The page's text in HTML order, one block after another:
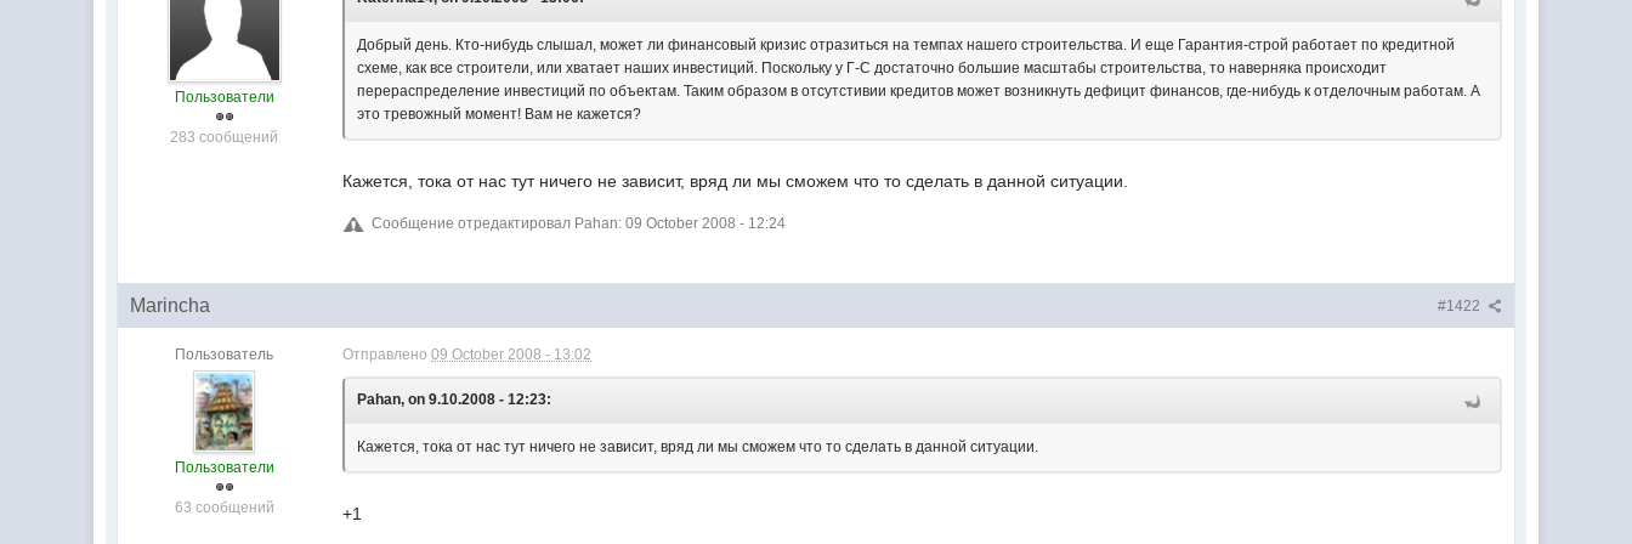
Пользователи
283 сообщений
Добрый день. Кто-нибудь слышал, может ли финансовый кризис отразиться на темпах нашего строительства. И еще Гарантия-строй работает по кредитной
схеме, как все строители, или хватает наших инвестиций. Поскольку у Г-С достаточно большие масштабы строительства, то наверняка происходит
перераспределение инвестиций по объектам. Таким образом в отсутстивии кредитов может возникнуть дефицит финансов, где-нибудь к отделочным работам. А
это тревожный момент! Вам не кажется?
Кажется, тока от нас тут ничего не зависит, вряд ли мы сможем что то сделать в данной ситуации.
Сообщение отредактировал Pahan: 09 October 2008 - 12:24
#1422
Marincha
Пользователь
Пользователи
63 сообщений
Отправлено09 October 2008 - 13:02
Pahan, on 9.10.2008 - 12:23:
Кажется, тока от нас тут ничего не зависит, вряд ли мы сможем что то сделать в данной ситуации.
+1